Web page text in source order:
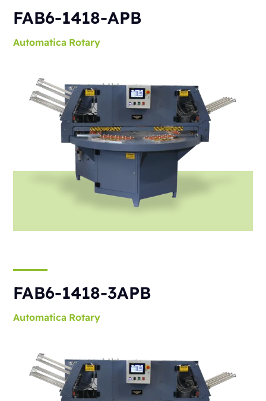
FAB6-1418-APB
Automatica Rotary
FAB6-1418-3APB
Automatica Rotary